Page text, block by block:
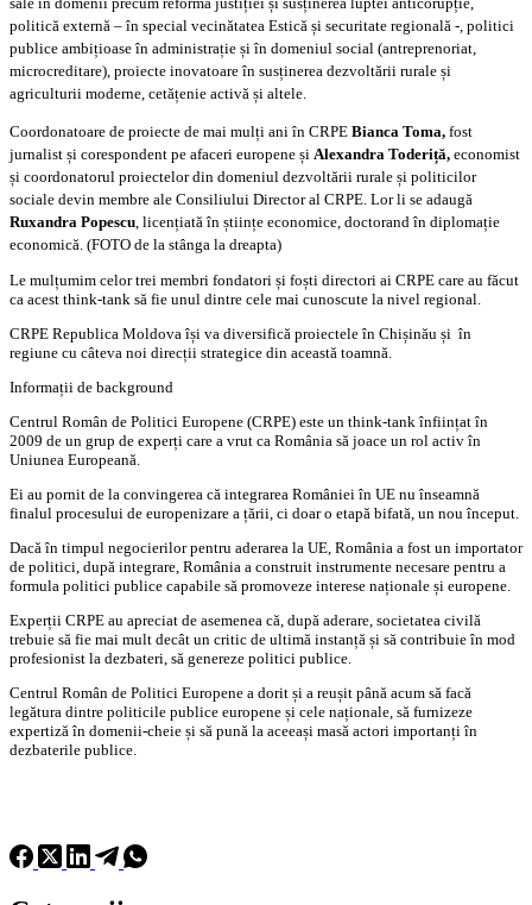
politică externă – în special vecinătatea Estică și securitate regională -, politici
publice ambițioase în administrație și în domeniul social (antreprenoriat,
microcreditare) , proiecte inovatoare în susținerea dezvoltării rurale și
agriculturii moderne, cetățenie activă și altele.
Coordonatoare de proiecte de mai mulți ani în CRPE Bianca Toma, fost
jurnalist și corespondent pe afaceri europene și Alexandra Toderiță, economist
și coordonatorul proiectelor din domeniul dezvoltării rurale și politicilor
sociale devin membre ale Consiliului Director al CRPE. Lor li se adaugă
Ruxandra Popescu , licențiată în științe economice, doctorand în diplomație
economică. (FOTO de la stânga la dreapta)
Le mulțumim celor trei membri fondatori și foști directori ai CRPE care au făcut
ca acest think-tank să fie unul dintre cele mai cunoscute la nivel regional.
CRPE Republica Moldova își va diversifică proiectele în Chișinău și în
regiune cu câteva noi direcții strategice din această toamnă.
Informații de background
Centrul Român de Politici Europene (CRPE) este un think-tank înființat în
2009 de un grup de experți care a vrut ca România să joace un rol activ în
Uniunea Europeană.
Ei au pornit de la convingerea că integrarea României în UE nu înseamnă
finalul procesului de europenizare a țării, ci doar o etapă bifată, un nou început.
Dacă în timpul negocierilor pentru aderarea la UE, România a fost un importator
de politici, după integrare, România a construit instrumente necesare pentru a
formula politici publice capabile să promoveze interese naționale și europene.
Experții CRPE au apreciat de asemenea că, după aderare, societatea civilă
trebuie să fie mai mult decât un critic de ultimă instanță și să contribuie în mod
profesionist la dezbateri, să genereze politici publice.
Centrul Român de Politici Europene a dorit și a reușit până acum să facă
legătura dintre politicile publice europene și cele naționale, să furnizeze
expertiză în domenii-cheie și să pună la aceeași masă actori importanți în
dezbaterile publice.